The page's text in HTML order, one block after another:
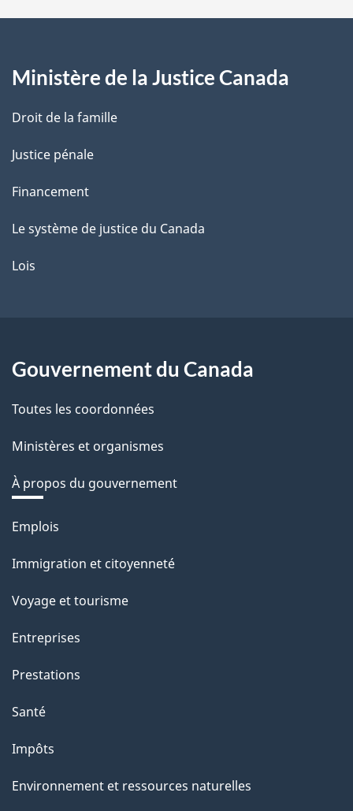
a
e
Ministère de la Justice Canada
Droit de la famille
Justice pénale
Financement
Le système de justice du Canada
Lois
Gouvernement du Canada
Toutes les coordonnées
Ministères et organismes
À propos du gouvernement
Thèmes
sujets
Emplois
Immigration et citoyenneté
Voyage et tourisme
Entreprises
Prestations
Santé
Impôts
Environnement et ressources naturelles